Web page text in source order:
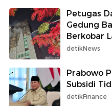
Petugas
Gedung
Berkobar
detikNews
Prabowo
Subsidi
detikFinance